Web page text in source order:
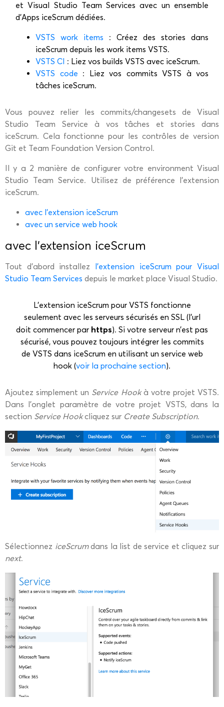
et Visual Studio Team Services avec un ensemble
d’Apps iceScrum dédiées.
VSTS work items : Créez des stories dans
iceScrum depuis les work items VSTS.
VSTS CI : Liez vos builds VSTS avec iceScrum.
VSTS code : Liez vos commits VSTS à vos
tâches iceScrum.
Vous pouvez relier les commits/changesets de Visual
Studio Team Service à vos tâches et stories dans
iceScrum. Cela fonctionne pour les contrôles de version
Git et Team Foundation Version Control.
Il y a 2 manière de configurer votre environment Visual
Studio Team Service. Utilisez de préférence l’extension
iceScrum.
avec l'extension iceScrum
avec un service web hook
avec l'extension iceScrum
Tout d’abord installez
l’extension iceScrum pour Visual
Studio Team Services depuis le market place Visual Studio.
L’extension iceScrum pour VSTS fonctionne
seulement avec les serveurs sécurisés en SSL (l’url
doit commencer par https). Si votre serveur n’est pas
sécurisé, vous pouvez toujours intégrer les commits
de VSTS dans iceScrum en utilisant un service web
hook (voir la prochaine section).
Ajoutez simplement un Service Hookà votre projet VSTS.
Dans l’onglet paramètre de votre projet VSTS, dans la
section Service Hookcliquez sur Create Subscription.
Sélectionnez iceScrumdans la list de service et cliquez sur
next.